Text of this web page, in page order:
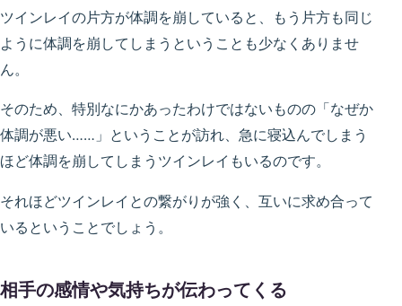
ツインレイの片方が体調を崩していると、もう片方も同じ
ように体調を崩してしまうということも少なくありませ
ん。
そのため、特別なにかあったわけではないものの「なぜか
体調が悪い……」ということが訪れ、急に寝込んでしまう
ほど体調を崩してしまうツインレイもいるのです。
それほどツインレイとの繋がりが強く、互いに求め合って
いるということでしょう。
相手の感情や気持ちが伝わってくる